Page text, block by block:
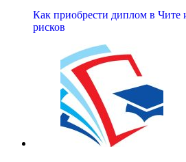
Как приобрести диплом в Чите
рисков